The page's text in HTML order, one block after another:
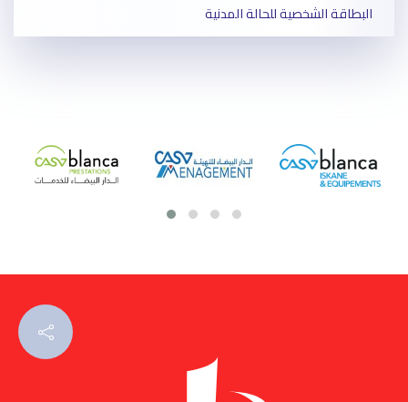
البطاقة الشخصية للحالة المدنية
الإذن بتوثيق الزواج